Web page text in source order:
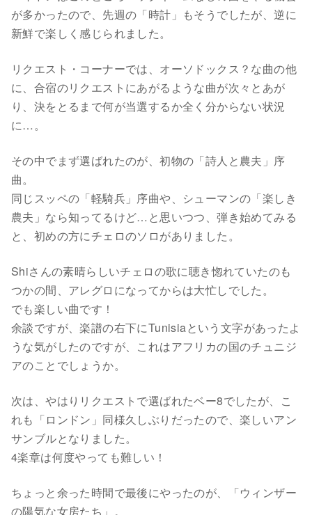
が多かったので、先週の「時計」もそうでしたが、逆に
新鮮で楽しく感じられました。
リクエスト・コーナーでは、オーソドックス？な曲の他
に、合宿のリクエストにあがるような曲が次々とあが
り、決をとるまで何が当選するか全く分からない状況
に…。
その中でまず選ばれたのが、初物の「詩人と農夫」序
曲。
同じスッペの「軽騎兵」序曲や、シューマンの「楽しき
農夫」なら知ってるけど…と思いつつ、弾き始めてみる
と、初めの方にチェロのソロがありました。
Shiさんの素晴らしいチェロの歌に聴き惚れていたのも
つかの間、アレグロになってからは大忙しでした。
でも楽しい曲です！
余談ですが、楽譜の右下にTunisiaという文字があったよ
うな気がしたのですが、これはアフリカの国のチュニジ
アのことでしょうか。
次は、やはりリクエストで選ばれたベー8でしたが、こ
れも「ロンドン」同様久しぶりだったので、楽しいアン
サンブルとなりました。
4楽章は何度やっても難しい！
ちょっと余った時間で最後にやったのが、「ウィンザー
の陽気な女房たち」。